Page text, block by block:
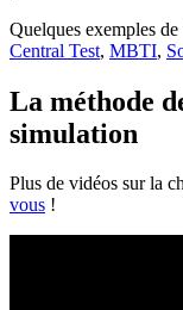
Quelques exemples
Central Test, MBTI,
La méthode
simulation
Plus de vidéos sur la
vous !